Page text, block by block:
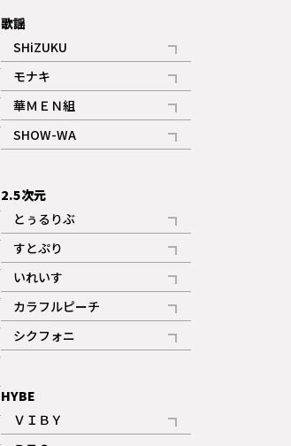
歌謡
SHiZUKU
記事
モナキ
記事
華ＭＥＮ組
記事
SHOW-WA
記事
2.5次元
とぅるりぶ
記事
すとぷり
記事
ギャラリー
いれいす
記事
ギャラリー
カラフルピーチ
記事
シクフォニ
記事
HYBE
ＶＩＢＹ
記事